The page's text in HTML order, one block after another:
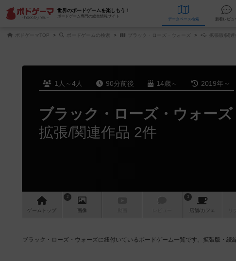
世界のボードゲームを楽しもう！
ボードゲーム専門の総合情報サイト
データベース 検索
ボドゲーマTOP ボードゲームの検索 ブラック・ローズ・ウォーズ 拡張版/関連
1人～4人 90分前後 14歳～ 2019年～
ブラック・ローズ・ウォーズ
拡張/関連作品 2件
ゲーム トップ
2
画像
3
店舗/カフェ
ブラック・ローズ・ウォーズに紐付いているボードゲーム一覧です。拡張版・